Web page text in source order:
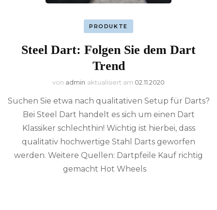
PRODUKTE
Steel Dart: Folgen Sie dem Dart
Trend
von admin aktualisiert am 02.11.2020
Suchen Sie etwa nach qualitativen Setup für Darts?
Bei Steel Dart handelt es sich um einen Dart
Klassiker schlechthin! Wichtig ist hierbei, dass
qualitativ hochwertige Stahl Darts geworfen
werden. Weitere Quellen: Dartpfeile Kauf richtig
gemacht Hot Wheels